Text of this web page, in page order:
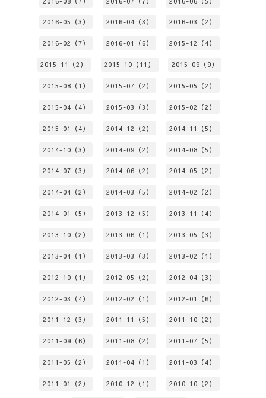
2016-05（3） 2016-04（3） 2016-03（2）
2016-02（7） 2016-01（6） 2015-12（4）
2015-11（2） 2015-10（11） 2015-09（9）
2015-08（1） 2015-07（2） 2015-05（2）
2015-04（4） 2015-03（3） 2015-02（2）
2015-01（4） 2014-12（2） 2014-11（5）
2014-10（3） 2014-09（2） 2014-08（5）
2014-07（3） 2014-06（2） 2014-05（2）
2014-04（2） 2014-03（5） 2014-02（2）
2014-01（5） 2013-12（5） 2013-11（4）
2013-10（2） 2013-06（1） 2013-05（3）
2013-04（1） 2013-03（3） 2013-02（1）
2012-10（1） 2012-05（2） 2012-04（3）
2012-03（4） 2012-02（1） 2012-01（6）
2011-12（3） 2011-11（5） 2011-10（2）
2011-09（6） 2011-08（2） 2011-07（5）
2011-05（2） 2011-04（1） 2011-03（4）
2011-01（2） 2010-12（1） 2010-10（2）